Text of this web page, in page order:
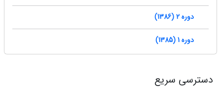
دوره 2 (1386)
دوره 1 (1385)
دسترسی سریع